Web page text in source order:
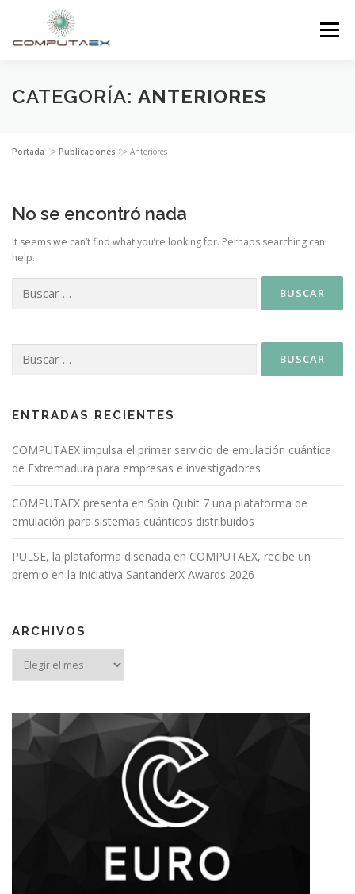
Menú
INICIO LA FUNDACIÓN EL CENTRO
SUPERCOMPUTACIÓN
INVESTIGACIÓN E INNOVACIÓN
CATEGORÍA: ANTERIORES
Portada >> Publicaciones >> Anteriores
No se encontró nada
It seems we can’t find what you’re looking for. Perhaps searching can
help.
ENTRADAS RECIENTES
COMPUTAEX impulsa el primer servicio de emulación cuántica
de Extremadura para empresas e investigadores
COMPUTAEX presenta en Spin Qubit 7 una plataforma de
emulación para sistemas cuánticos distribuidos
PULSE, la plataforma diseñada en COMPUTAEX, recibe un
premio en la iniciativa SantanderX Awards 2026
ARCHIVOS